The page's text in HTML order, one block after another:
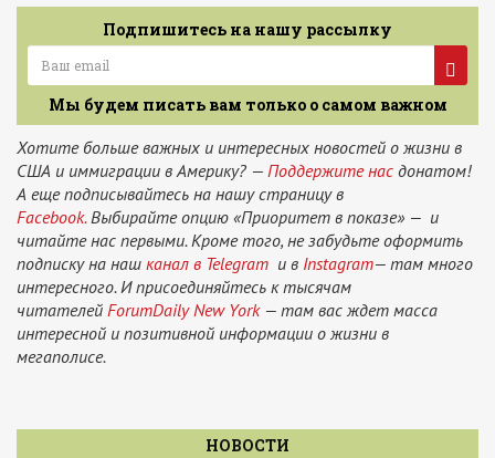
Подпишитесь на нашу рассылку
Мы будем писать вам только о самом важном
Хотите больше важных и интересных новостей о жизни в
США и иммиграции в Америку? — Поддержите нас донатом!
А еще подписывайтесь на нашу страницу в
Facebook.Выбирайте опцию «Приоритет в показе» — и
читайте нас первыми. Кроме того, не забудьте оформить
подписку на наш канал в Telegram и в Instagram— там много
интересного. И присоединяйтесь к тысячам
читателей ForumDaily New York— там вас ждет масса
интересной и позитивной информации о жизни в
мегаполисе.
НОВОСТИ